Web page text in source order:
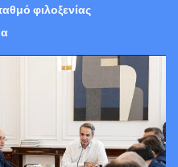
φιλοξενίας